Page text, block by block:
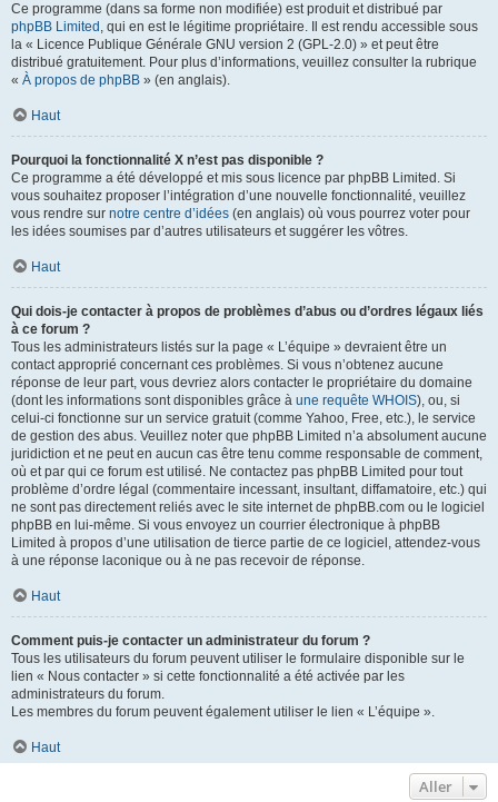
Ce programme (dans sa forme non modifiée) est produit et distribué par
phpBB Limited , qui en est le légitime propriétaire. Il est rendu accessible sous
la « Licence Publique Générale GNU version 2 (GPL-2.0) » et peut être
distribué gratuitement. Pour plus d’informations, veuillez consulter la rubrique
« À propos de phpBB » (en anglais).
Haut
Pourquoi la fonctionnalité X n’est pas disponible ?
Ce programme a été développé et mis sous licence par phpBB Limited. Si
vous souhaitez proposer l’intégration d’une nouvelle fonctionnalité, veuillez
vous rendre sur notre centre d’idées (en anglais) où vous pourrez voter pour
les idées soumises par d’autres utilisateurs et suggérer les vôtres.
Haut
Qui dois-je contacter à propos de problèmes d’abus ou d’ordres légaux liés
à ce forum ?
Tous les administrateurs listés sur la page « L’équipe » devraient être un
contact approprié concernant ces problèmes. Si vous n’obtenez aucune
réponse de leur part, vous devriez alors contacter le propriétaire du domaine
(dont les informations sont disponibles grâce à une requête WHOIS), ou, si
celui-ci fonctionne sur un service gratuit (comme Yahoo, Free, etc.), le service
de gestion des abus. Veuillez noter que phpBB Limited n’a absolument aucune
juridiction et ne peut en aucun cas être tenu comme responsable de comment,
où et par qui ce forum est utilisé. Ne contactez pas phpBB Limited pour tout
problème d’ordre légal (commentaire incessant, insultant, diffamatoire, etc.) qui
ne sont pas directement reliés avec le site internet de phpBB.com ou le logiciel
phpBB en lui-même. Si vous envoyez un courrier électronique à phpBB
Limited à propos d’une utilisation de tierce partie de ce logiciel, attendez-vous
à une réponse laconique ou à ne pas recevoir de réponse.
Haut
Comment puis-je contacter un administrateur du forum ?
Tous les utilisateurs du forum peuvent utiliser le formulaire disponible sur le
lien « Nous contacter » si cette fonctionnalité a été activée par les
administrateurs du forum.
Les membres du forum peuvent également utiliser le lien « L’équipe ».
Haut
Aller